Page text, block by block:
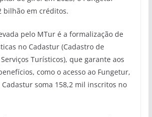
bilhão em créditos.
pelo MTur é a formalização de
no Cadastur (Cadastro de
Turísticos), que garante aos
como o acesso ao Fungetur,
soma 158,2 mil inscritos no